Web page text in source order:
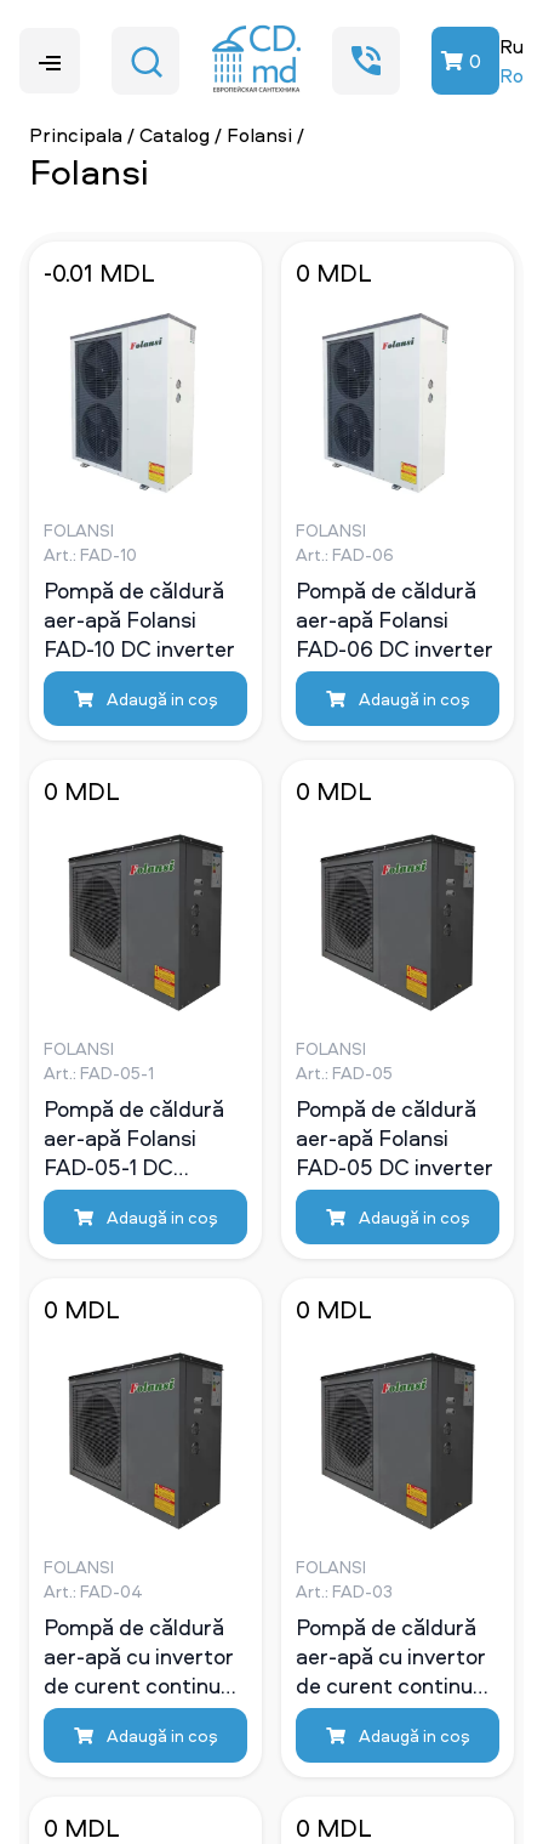
0
Ru
Ro
Principala/Catalog/ Folansi/
Folansi
-0.01 MDL
FOLANSI
Art.: FAD-10
Pompă de căldură
aer-apă Folansi
FAD-10 DC inverter
Adaugă in coş
0 MDL
FOLANSI
Art.: FAD-06
Pompă de căldură
aer-apă Folansi
FAD-06 DC inverter
Adaugă in coş
0 MDL
FOLANSI
Art.: FAD-05-1
Pompă de căldură
aer-apă Folansi
FAD-05-1 DC
inverter
Adaugă in coş
0 MDL
FOLANSI
Art.: FAD-05
Pompă de căldură
aer-apă Folansi
FAD-05 DC inverter
Adaugă in coş
0 MDL
FOLANSI
Art.: FAD-04
Pompă de căldură
aer-apă cu invertor
de curent continuu
Folansi FAD-04 DC
Adaugă in coş
0 MDL
FOLANSI
Art.: FAD-03
Pompă de căldură
aer-apă cu invertor
de curent continuu
Folansi FAD-03 DC
Adaugă in coş
0 MDL 0 MDL